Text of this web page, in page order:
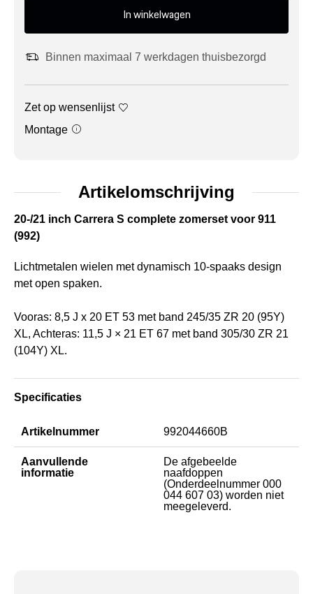
In winkelwagen
Binnen maximaal 7 werkdagen thuisbezorgd
Zet op wensenlijst
Montage
Artikelomschrijving
20-/21 inch Carrera S complete zomerset voor 911
(992)
Lichtmetalen wielen met dynamisch 10-spaaks design
met open spaken.
Vooras: 8,5 J x 20 ET 53 met band 245/35 ZR 20 (95Y)
XL, Achteras: 11,5 J × 21 ET 67 met band 305/30 ZR 21
(104Y) XL.
Specificaties
Artikelnummer 992044660B
Aanvullende
informatie
De afgebeelde
naafdoppen
(Onderdeelnummer 000
044 607 03) worden niet
meegeleverd.